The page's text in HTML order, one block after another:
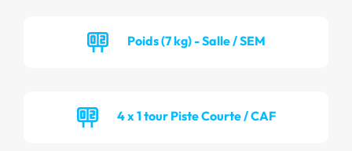
Poids (7 kg) - Salle / SEM
4 x 1 tour Piste Courte / CAF